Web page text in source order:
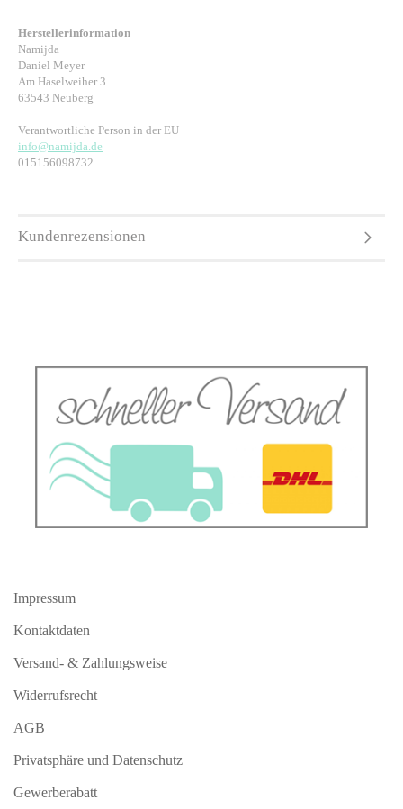
Herstellerinformation
Namijda
Daniel Meyer
Am Haselweiher 3
63543 Neuberg
Verantwortliche Person in der EU
info@namijda.de
015156098732
Kundenrezensionen
Impressum
Kontaktdaten
Versand- & Zahlungsweise
Widerrufsrecht
AGB
Privatsphäre und Datenschutz
Gewerberabatt